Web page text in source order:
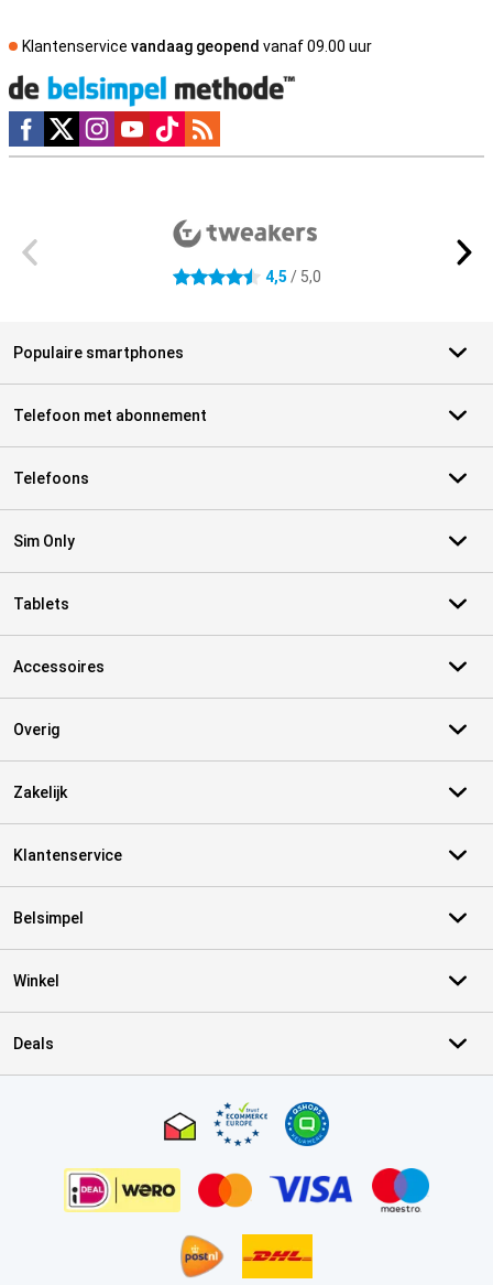
Klantenservice vandaag geopend vanaf 09.00 uur
Social media
4.5 sterren 4,5 / 5,0
Populaire smartphones
Telefoon met abonnement
Telefoons
Sim Only
Tablets
Accessoires
Overig
Zakelijk
Klantenservice
Belsimpel
Winkel
Deals